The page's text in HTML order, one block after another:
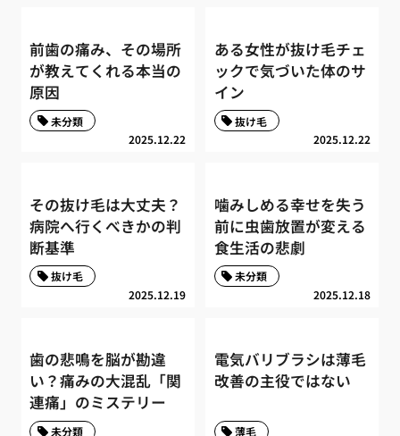
前歯の痛み、その場所
が教えてくれる本当の
原因
2025.12.22
未分類
ある女性が抜け毛チェ
ックで気づいた体のサ
イン
2025.12.22
抜け毛
その抜け毛は大丈夫？
病院へ行くべきかの判
断基準
2025.12.19
抜け毛
噛みしめる幸せを失う
前に虫歯放置が変える
食生活の悲劇
2025.12.18
未分類
歯の悲鳴を脳が勘違
い？痛みの大混乱「関
連痛」のミステリー
未分類
電気バリブラシは薄毛
改善の主役ではない
薄毛